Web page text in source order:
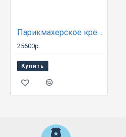
Парикмахерское креслоA73 MALTA
25600р.
Купить